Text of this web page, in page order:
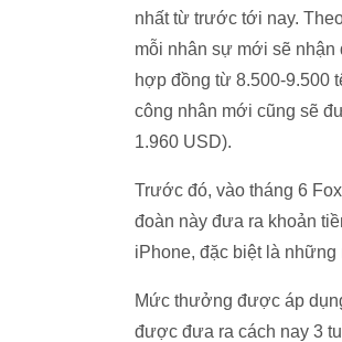
nhất từ trước tới nay.
mỗi nhân sự mới sẽ
hợp đồng từ 8.500-9.500
công nhân mới cũng sẽ
1.960 USD).
Trước đó, vào tháng 6
đoàn này đưa ra khoản
iPhone, đặc biệt là
Mức thưởng được áp
được đưa ra cách nay 3